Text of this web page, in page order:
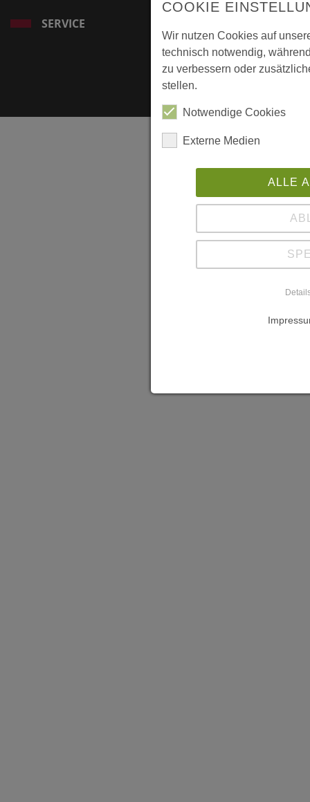
SERVICE
COOKIE
Wir nutzen Cookies auf
technisch notwendig,
zu verbessern oder
stellen.
Notwendige Cookies
Externe Medien
ALLE